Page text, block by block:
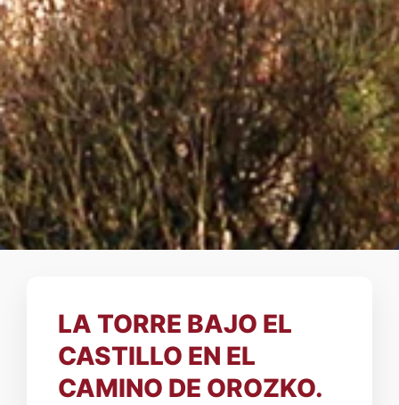
LA TORRE BAJO EL
CASTILLO EN EL
CAMINO DE OROZKO.